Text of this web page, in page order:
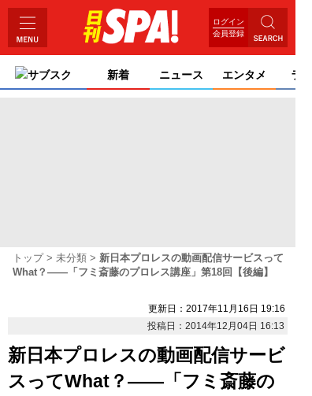
ログイン
会員登録
サブスク 新着 ニュース エンタメ ライ
トップ 未分類
新日本プロレスの動画配信サービスって
What？――「フミ斎藤のプロレス講座」第18回【後編】
更新日：2017年11月16日 19:16
投稿日：2014年12月04日 16:13
新日本プロレスの動画配信サービ
スってWhat？――「フミ斎藤の